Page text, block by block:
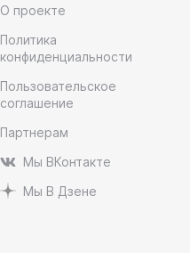
О проекте
Политика
конфиденциальности
Пользовательское
соглашение
Партнерам
Мы ВКонтакте
Мы В Дзене